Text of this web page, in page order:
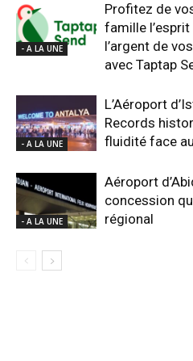
- A LA UNE
Profitez de
famille
l’argent de
avec Taptap
- A LA UNE
L’Aéroport
Records
fluidité face
- A LA UNE
Aéroport
concession
régional